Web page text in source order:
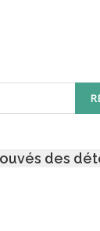
des